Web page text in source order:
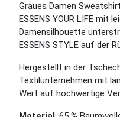
Graues Damen
ESSENS YOUR LIFE mit
Damensilhouette
ESSENS STYLE auf der
Hergestellt in der
Textilunternehmen mit
Wert auf hochwertige